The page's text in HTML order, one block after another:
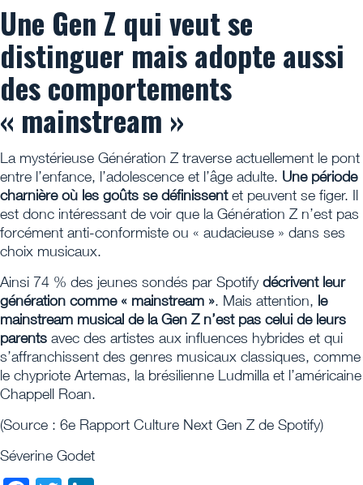
Une Gen Z qui veut se
distinguer mais adopte aussi
des comportements
« mainstream »
La mystérieuse Génération Z traverse actuellement le pont
entre l’enfance, l’adolescence et l’âge adulte. Une période
charnière où les goûts se définissentet peuvent se figer. Il
est donc intéressant de voir que la Génération Z n’est pas
forcément anti-conformiste ou « audacieuse » dans ses
choix musicaux.
Ainsi 74 % des jeunes sondés par Spotifydécrivent leur
génération comme « mainstream ». Mais attention, le
mainstream musical de la Gen Z n’est pas celui de leurs
parents avec des artistes aux influences hybrides et qui
s’affranchissent des genres musicaux classiques, comme
le chypriote Artemas, la brésilienne Ludmilla et l’américaine
Chappell Roan.
(Source : 6e Rapport Culture Next Gen Z de Spotify)
Séverine Godet